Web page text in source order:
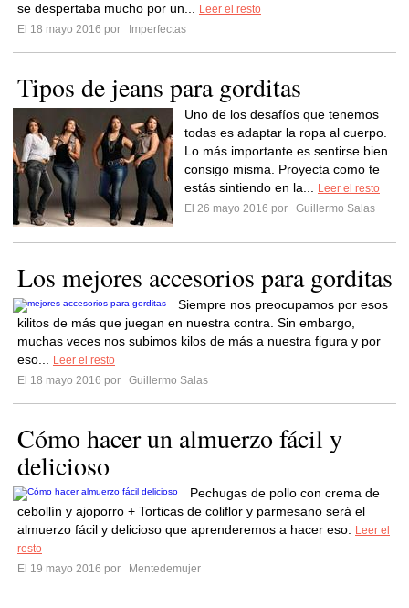
se despertaba mucho por un...
Leer el resto
El 18 mayo 2016 por
Imperfectas
Tipos de jeans para gorditas
Uno de los desafíos que tenemos
todas es adaptar la ropa al cuerpo.
Lo más importante es sentirse bien
consigo misma. Proyecta como te
estás sintiendo en la...
Leer el resto
El 26 mayo 2016 por
Guillermo Salas
Los mejores accesorios para gorditas
Siempre nos preocupamos por esos
kilitos de más que juegan en nuestra contra. Sin embargo,
muchas veces nos subimos kilos de más a nuestra figura y por
eso...
Leer el resto
El 18 mayo 2016 por
Guillermo Salas
Cómo hacer un almuerzo fácil y
delicioso
Pechugas de pollo con crema de
cebollín y ajoporro + Torticas de coliflor y parmesano será el
almuerzo fácil y delicioso que aprenderemos a hacer eso.
Leer el
resto
El 19 mayo 2016 por
Mentedemujer